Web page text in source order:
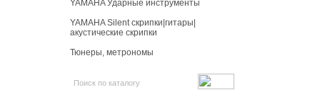
YAMAHA Ударные инструменты
YAMAHA Silent скрипки|гитары|
акустические скрипки
Тюнеры, метрономы